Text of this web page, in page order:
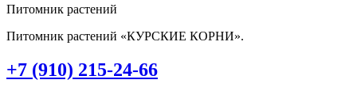
Питомник растений
Питомник растений «КУРСКИЕ КОРНИ».
+7 (910) 215-24-66